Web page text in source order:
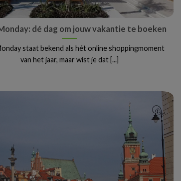
dé dag om jouw vakantie te boeken
staat bekend als hét online shoppingmoment
van het jaar, maar wist je dat [...]